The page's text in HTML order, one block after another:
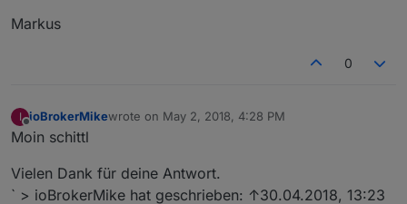
Markus
0
I
Offline
ioBrokerMikewrote on May 2, 2018, 4:28 PM
last edited by
Moin schittl
Vielen Dank für deine Antwort.
` > ioBrokerMike hat geschrieben: ↑30.04.2018, 13:23